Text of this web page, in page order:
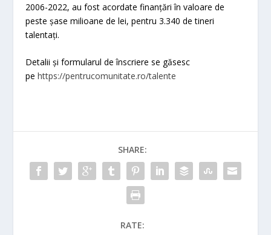
2006-2022, au fost acordate finanțări în valoare de
peste șase milioane de lei, pentru 3.340 de tineri
talentați.
Detalii și formularul de înscriere se găsesc
pehttps://pentrucomunitate.ro/talente
SHARE:
RATE: